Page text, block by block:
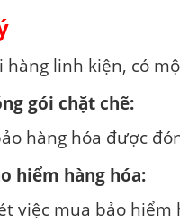
hàng linh kiện, có
gói chặt chẽ:
hàng hóa được
hiểm hàng hóa:
việc mua bảo